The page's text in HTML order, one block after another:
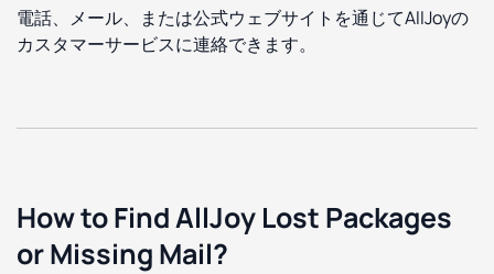
電話、メール、または公式ウェブサイトを通じてAllJoyの
カスタマーサービスに連絡できます。
How to Find AllJoy Lost Packages
or Missing Mail?